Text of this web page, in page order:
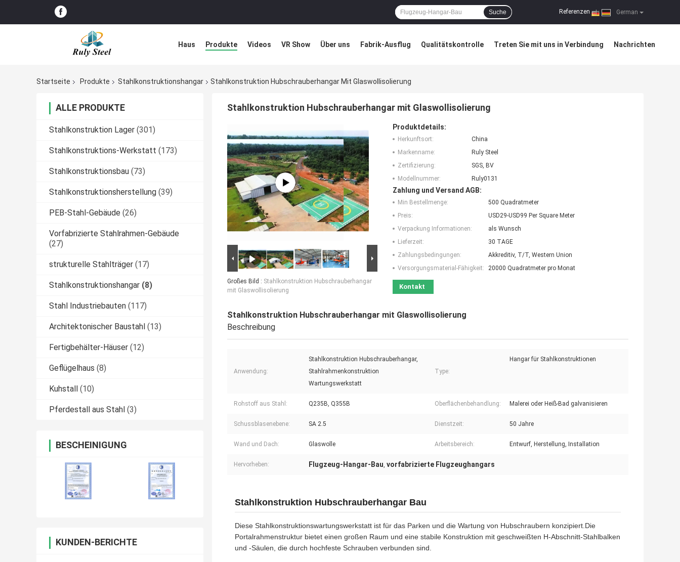
German
Referenzen |
Suche
Haus Produkte Videos VR Show Über uns Fabrik-Ausflug Qualitätskontrolle Treten Sie mit uns in Verbindung Nachrichten
Startseite
Produkte Stahlkonstruktionshangar Stahlkonstruktion Hubschrauberhangar Mit Glaswollisolierung
ALLE PRODUKTE
Stahlkonstruktion Lager (301)
Stahlkonstruktions-Werkstatt (173)
Stahlkonstruktionsbau (73)
Stahlkonstruktionsherstellung (39)
PEB-Stahl-Gebäude (26)
Vorfabrizierte Stahlrahmen-Gebäude
(27)
strukturelle Stahlträger (17)
Stahlkonstruktionshangar (8)
Stahl Industriebauten (117)
Architektonischer Baustahl (13)
Fertigbehälter-Häuser (12)
Geflügelhaus (8)
Kuhstall (10)
Pferdestall aus Stahl (3)
BESCHEINIGUNG
KUNDEN-BERICHTE
Stahlkonstruktion Hubschrauberhangar mit Glaswollisolierung
Großes Bild : Stahlkonstruktion Hubschrauberhangar
mit Glaswollisolierung
Produktdetails:
Herkunftsort:
China
Markenname:
Ruly Steel
Zertifizierung:
SGS, BV
Modellnummer:
Ruly0131
Zahlung und Versand AGB:
Min Bestellmenge:
500 Quadratmeter
Preis:
USD29-USD99 Per Square Meter
Verpackung Informationen:
als Wunsch
Lieferzeit:
30 TAGE
Zahlungsbedingungen:
Akkreditiv, T/T, Western Union
Versorgungsmaterial-Fähigkeit:
20000 Quadratmeter pro Monat
Kontakt
Stahlkonstruktion Hubschrauberhangar mit Glaswollisolierung
Beschreibung
Anwendung:
Stahlkonstruktion Hubschrauberhangar,
Stahlrahmenkonstruktion
Wartungswerkstatt
Type:
Hangar für Stahlkonstruktionen
Rohstoff aus Stahl: Q235B, Q355B Oberflächenbehandlung: Malerei oder Heiß-Bad galvanisieren
Schussblasenebene: SA 2.5 Dienstzeit: 50 Jahre
Wand und Dach: Glaswolle Arbeitsbereich: Entwurf, Herstellung, Installation
Hervorheben: Flugzeug-Hangar-Bau, vorfabrizierte Flugzeughangars
Stahlkonstruktion Hubschrauberhangar Bau
Diese Stahlkonstruktionswartungswerkstatt ist für das Parken und die Wartung von Hubschraubern konzipiert.Die
Portalrahmenstruktur bietet einen großen Raum und eine stabile Konstruktion mit geschweißten H-Abschnitt-Stahlbalken
und -Säulen, die durch hochfeste Schrauben verbunden sind.